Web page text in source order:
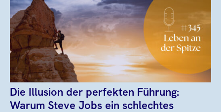
Die Illusion der perfekten Führung:
Warum Steve Jobs ein schlechtes